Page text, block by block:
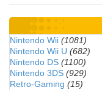
Nintendo Wii (1081)
Nintendo Wii U (682)
Nintendo DS (1100)
Nintendo 3DS (929)
Retro-Gaming (15)